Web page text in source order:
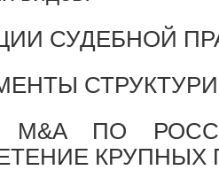
СУДЕБНОЙ
M&A ПО
КРУПНЫХ